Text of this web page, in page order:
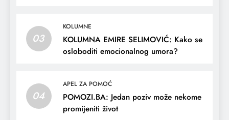
03
KOLUMNE
KOLUMNA EMIRE SELIMOVIĆ: Kako se
osloboditi emocionalnog umora?
04
APEL ZA POMOĆ
POMOZI.BA: Jedan poziv može nekome
promijeniti život